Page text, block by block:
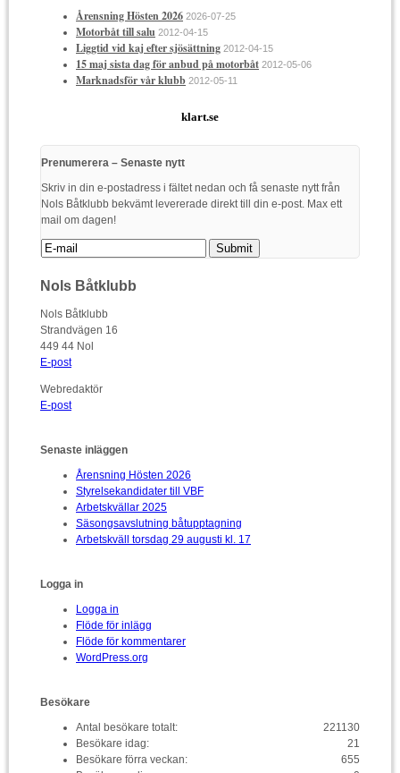
Årensning Hösten 2026 2026-07-25
Motorbåt till salu 2012-04-15
Liggtid vid kaj efter sjösättning 2012-04-15
15 maj sista dag för anbud på motorbåt 2012-05-06
Marknadsför vår klubb 2012-05-11
klart.se
Prenumerera – Senaste nytt
Skriv in din e-postadress i fältet nedan och få senaste nytt från
Nols Båtklubb bekvämt levererade direkt till din e-post. Max ett
mail om dagen!
Nols Båtklubb
Nols Båtklubb
Strandvägen 16
449 44 Nol
E-post
Webredaktör
E-post
Senaste inläggen
Årensning Hösten 2026
Styrelsekandidater till VBF
Arbetskvällar 2025
Säsongsavslutning båtupptagning
Arbetskväll torsdag 29 augusti kl. 17
Logga in
Logga in
Flöde för inlägg
Flöde för kommentarer
WordPress.org
Besökare
221130
Antal besökare totalt:
21
Besökare idag:
655
Besökare förra veckan: